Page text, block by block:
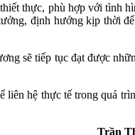
thực, phù hợp với tình
định hướng kịp thời
sẽ tiếp tục đạt được
hệ thực tế trong quá
Trần